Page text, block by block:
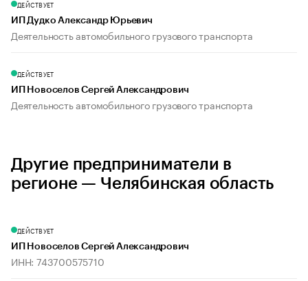
ДЕЙСТВУЕТ
ИП Дудко Александр Юрьевич
Деятельность автомобильного грузового транспорта
ДЕЙСТВУЕТ
ИП Новоселов Сергей Александрович
Деятельность автомобильного грузового транспорта
Другие предприниматели в
регионе — Челябинская область
ДЕЙСТВУЕТ
ИП Новоселов Сергей Александрович
ИНН: 743700575710